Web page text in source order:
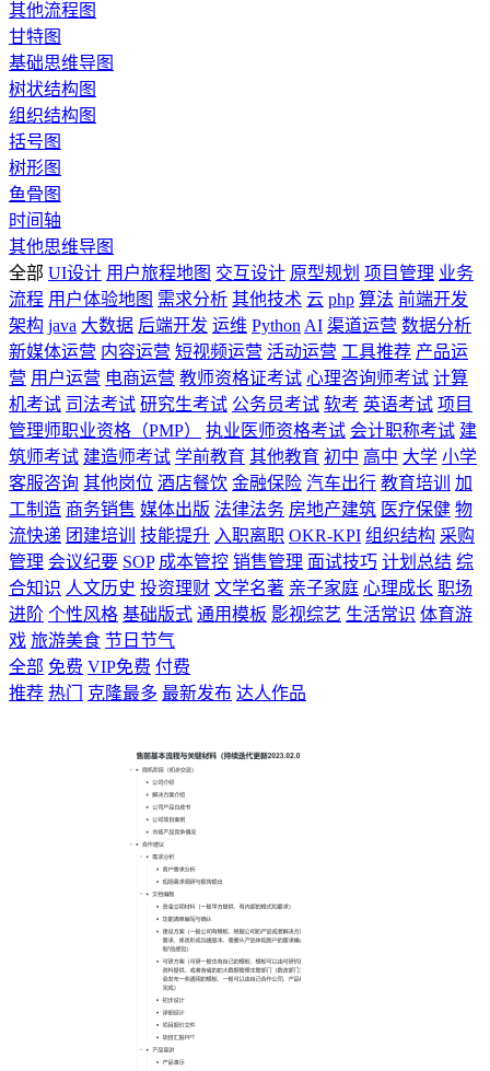
其他流程图
甘特图
基础思维导图
树状结构图
组织结构图
括号图
树形图
鱼骨图
时间轴
其他思维导图
全部 UI设计 用户旅程地图 交互设计 原型规划 项目管理 业务
流程 用户体验地图 需求分析 其他技术 云 php 算法 前端开发
架构 java 大数据 后端开发 运维 Python AI 渠道运营 数据分析
新媒体运营 内容运营 短视频运营 活动运营 工具推荐 产品运
营 用户运营 电商运营 教师资格证考试 心理咨询师考试 计算
机考试 司法考试 研究生考试 公务员考试 软考 英语考试 项目
管理师职业资格（PMP）
执业医师资格考试 会计职称考试 建
筑师考试 建造师考试 学前教育 其他教育 初中 高中 大学 小学
客服咨询 其他岗位 酒店餐饮 金融保险 汽车出行 教育培训
加
工制造 商务销售 媒体出版 法律法务 房地产建筑 医疗保健 物
流快递 团建培训 技能提升 入职离职 OKR-KPI 组织结构 采购
管理 会议纪要 SOP 成本管控 销售管理 面试技巧 计划总结 综
合知识 人文历史 投资理财 文学名著 亲子家庭 心理成长 职场
进阶 个性风格 基础版式 通用模板 影视综艺 生活常识 体育游
戏 旅游美食 节日节气
全部 免费 VIP免费 付费
推荐 热门 克隆最多 最新发布 达人作品